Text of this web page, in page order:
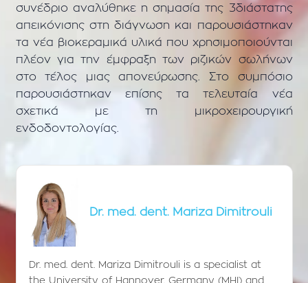
συνέδριο αναλύθηκε η σημασία της 3διάστατης
απεικόνισης στη διάγνωση και παρουσιάστηκαν
τα νέα βιοκεραμικά υλικά που χρησιμοποιούνται
πλέον για την έμφραξη των ριζικών σωλήνων
στο τέλος μιας απονεύρωσης. Στο συμπόσιο
παρουσιάστηκαν επίσης τα τελευταία νέα
σχετικά με τη μικροχειρουργική
ενδοδοντολογίας.
Dr. med. dent. Mariza Dimitrouli
Dr. med. dent. Mariza Dimitrouli is a specialist at
the University of Hannover, Germany (MHI) and